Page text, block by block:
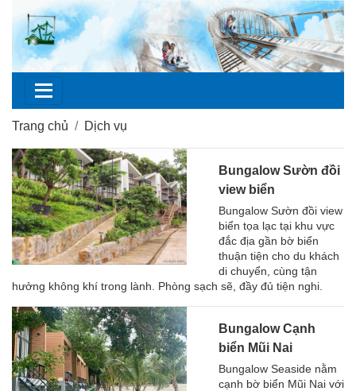
Trang chủ Dịch vụ
Bungalow Sườn đồi
view biển
Bungalow Sườn đồi view
biển tọa lạc tại khu vực
đắc địa gần bờ biển
thuận tiện cho du khách
di chuyển, cùng tận
hưởng không khí trong lành. Phòng sạch sẽ, đầy đủ tiện nghi.
Bungalow Cạnh
biển Mũi Nai
Bungalow Seaside nằm
cạnh bờ biển Mũi Nai với